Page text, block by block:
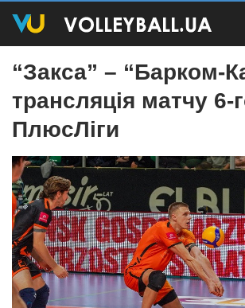
“Закса” – “Барком-
трансляція матчу 6-
ПлюсЛіги